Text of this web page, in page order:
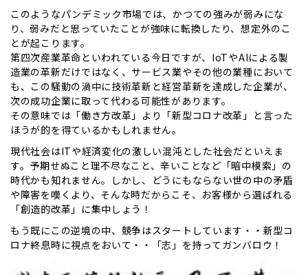
このようなパンデミック市場では、かつての強みが弱みにな
り、弱みだと思っていたことが強味に転換したり、想定外のこ
とが起こります。
第四次産業革命といわれている今日ですが、IoTやAIによる製
造業の革新だけではなく、サービス業やその他の業種において
も、この騒動の渦中に技術革新と経営革新を達成した企業が、
次の成功企業に取って代わる可能性があります。
その意味では「働き方改革」より「新型コロナ改革」と言った
ほうが的を得ているかもしれません。
現代社会はITや経済変化の激しい混沌とした社会だといえま
す。予期せぬこと理不尽なこと、辛いことなど「暗中模索」の
時代かも知れません。しかし、どうにもならない世の中の矛盾
や障害を嘆くより、そんな時だからこそ、お客様から選ばれる
「創造的改革」に集中しょう！
もう既にこの逆境の中、競争はスタートしています・・新型コ
ロナ終息時に視点をおいて・・「志」を持ってガンバロウ！